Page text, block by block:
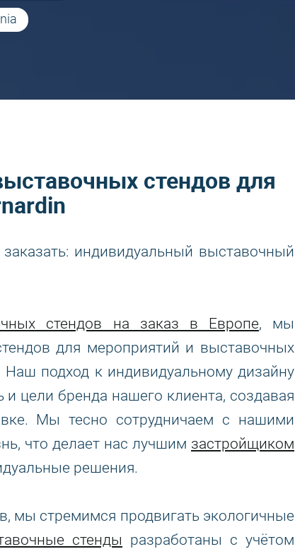
стендов для
индивидуальный выставочный
стендов на заказ в Европе, мы
для мероприятий и выставочных
подход к индивидуальному дизайну
и цели бренда нашего клиента, создавая
Мы тесно сотрудничаем с нашими
что делает нас лучшим застройщиком
решения.
мы стремимся продвигать экологичные
стенды разработаны с учётом